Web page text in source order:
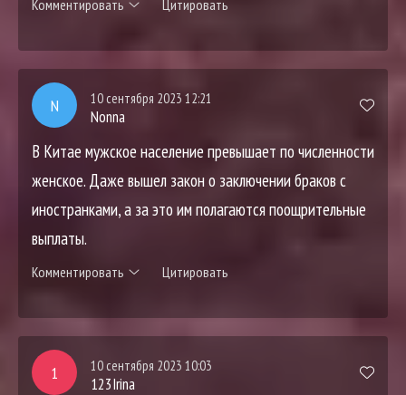
Комментировать Цитировать
N 10 сентября 2023 12:21
Nonna
В Китае мужское население превышает по численности
женское. Даже вышел закон о заключении браков с
иностранками, а за это им полагаются поощрительные
выплаты.
Комментировать Цитировать
1 10 сентября 2023 10:03
123Irina